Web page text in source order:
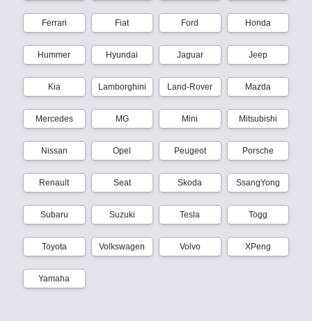
Ferrari Fiat Ford Honda
Hummer Hyundai Jaguar Jeep
Kia Lamborghini Land-Rover Mazda
Mercedes MG Mini Mitsubishi
Nissan Opel Peugeot Porsche
Renault Seat Skoda SsangYong
Subaru Suzuki Tesla Togg
Toyota Volkswagen Volvo XPeng
Yamaha